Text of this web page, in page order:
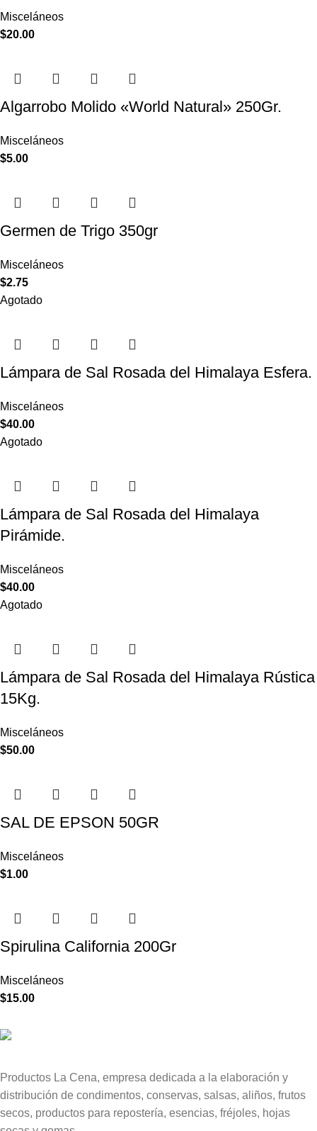
Misceláneos
$20.00
Algarrobo Molido «World Natural» 250Gr.
Misceláneos
$5.00
Germen de Trigo 350gr
Misceláneos
$2.75
Agotado
Lámpara de Sal Rosada del Himalaya Esfera.
Misceláneos
$40.00
Agotado
Lámpara de Sal Rosada del Himalaya
Pirámide.
Misceláneos
$40.00
Agotado
Lámpara de Sal Rosada del Himalaya Rústica
15Kg.
Misceláneos
$50.00
SAL DE EPSON 50GR
Misceláneos
$1.00
Spirulina California 200Gr
Misceláneos
$15.00
Productos La Cena, empresa dedicada a la elaboración y
distribución de condimentos, conservas, salsas, aliños, frutos
secos, productos para repostería, esencias, fréjoles, hojas